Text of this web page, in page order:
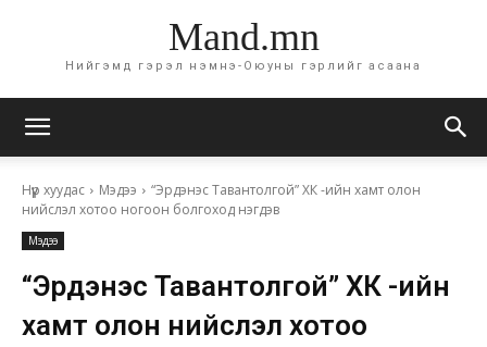
Mand.mn
Нийгэмд гэрэл нэмнэ-Оюуны гэрлийг асаана
Нүүр хуудас Мэдээ
“Эрдэнэс Тавантолгой” ХК -ийн хамт олон
нийслэл хотоо ногоон болгоход нэгдэв
Мэдээ
“Эрдэнэс Тавантолгой” ХК -ийн
хамт олон нийслэл хотоо